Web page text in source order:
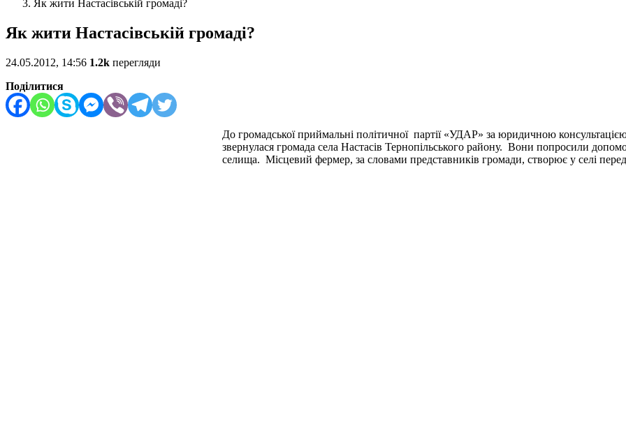
Як жити Настасівській громаді?
Як жити Настасівській громаді?
24.05.2012, 14:56 1.2k перегляди
Поділитися
До громадської приймальні політичної партії «УДАР» за юридичною
звернулася громада села Настасів Тернопільського району. Вони попросили
селища. Місцевий фермер, за словами представників громади, створює у селі